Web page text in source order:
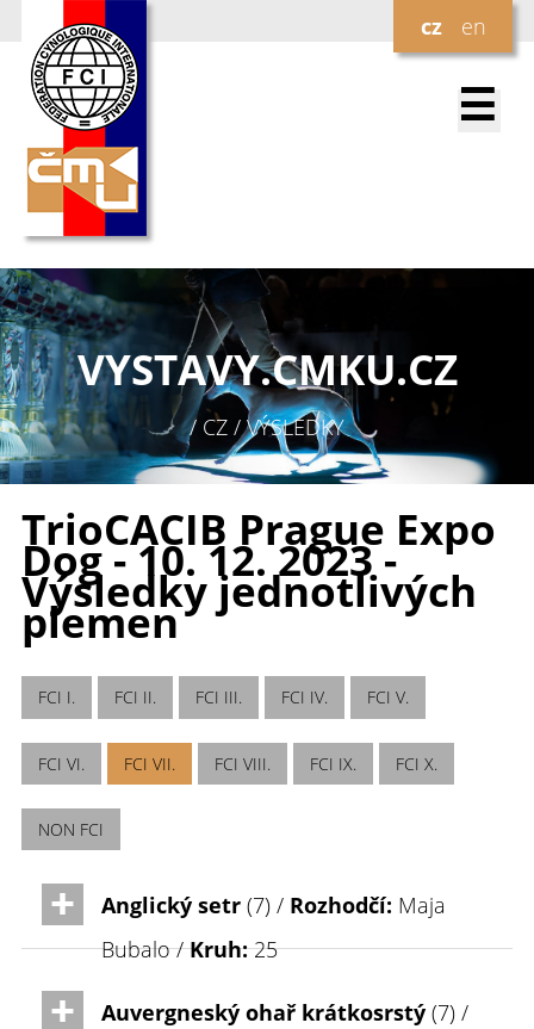
cz en
☰
VYSTAVY.CMKU.CZ
/ CZ / VÝSLEDKY
TrioCACIB Prague Expo
Dog - 10. 12. 2023 -
Výsledky jednotlivých
plemen
FCI I. FCI II. FCI III. FCI IV. FCI V.
FCI VI. FCI VII. FCI VIII. FCI IX. FCI X.
NON FCI
Anglický setr (7) / Rozhodčí: Maja
Bubalo /Kruh:25
Auvergneský ohař krátkosrstý (7) /